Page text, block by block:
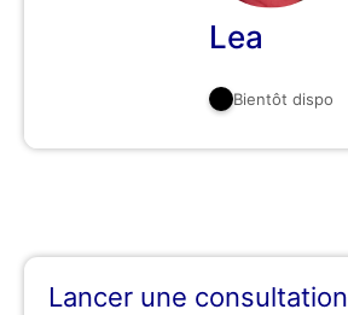
Lea
Bientôt dispo
Lancer une consultation